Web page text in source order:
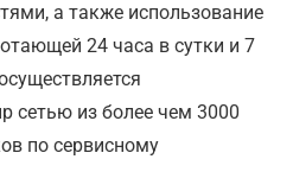
а также использование
24 часа в сутки и 7
сетью из более чем 3000
по сервисному